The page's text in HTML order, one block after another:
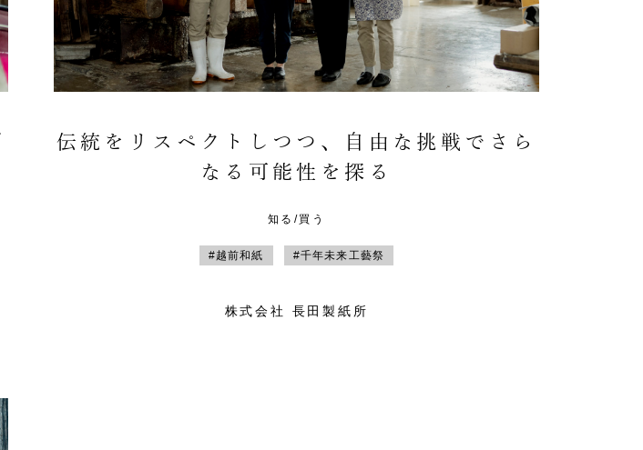
伝統をリスペクトしつつ、自由な挑戦でさら
なる可能性を探る
知る/買う
#越前和紙 #千年未来工藝祭
株式会社 長田製紙所